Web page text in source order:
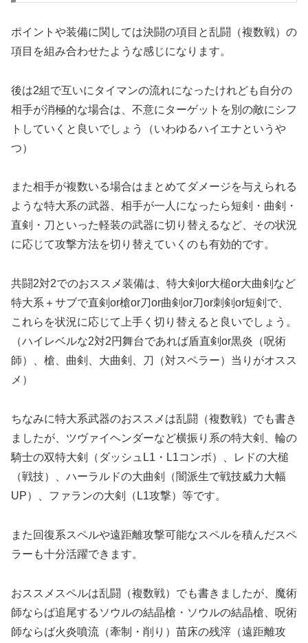
ポイントや装備に関しては決闘の項目と乱闘（複数戦）の
項目を組み合わせたような感じになります。
後は2組で互いにタイマンの流れになったけれども自分の
相手が消極的な場合は、不意にターゲットを別の敵にシフ
トしていくと良いでしょう（いわゆるハイエナというや
つ）
また相手が複数いる場合はまとめてダメージを与えられる
ような特大系の武器、相手が一人になったら短剣・曲剣・
直剣・刀といった軽装の武器に切り替えるなど、その状況
に応じて攻撃方法を切り替えていくのも有効的です。
共闘2対2でのおススメ装備は、特大剣or大槌or大曲剣など
特大系＋サブで直剣or槍or刀or曲剣or刀or刺剣or短剣で、
これらを状況に応じて上手く切り替えると良いでしょう。
（ハイレベルな2対2円舞台であれば盾直剣or黒炎（呪術
師）、槍、曲剣、大曲剣、刀（対スペラー）当りがオスス
メ）
ちなみに特大系武器のおススメは乱闘（複数戦）でも書き
ましたが、ツヴァイヘンダーなど横振り系の特大剣、輪の
騎士の双特大剣（ダッシュL1・L1コンボ）、レドの大槌
（戦技）、ハーラルドの大曲剣（闇派生で戦技威力大幅
UP）、ファランの大剣（L1攻撃）等です。
また回復系スペルや遠距離攻撃可能なスペルを積んだスペ
ラーも十分活躍できます。
おススメスペルは乱闘（複数戦）でも書きましたが、魔術
師ならば追尾するソウルの結晶槍・ソウルの結晶槍、呪術
師ならば火炎噴流（牽制・削り）苗床の残滓（遠距離攻